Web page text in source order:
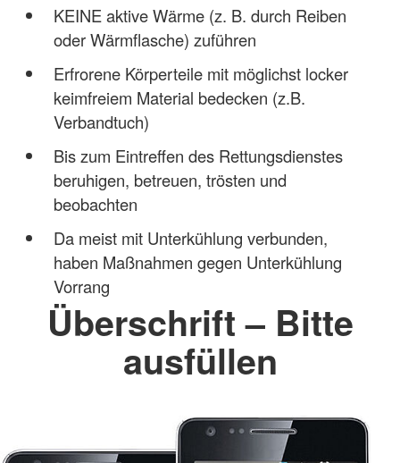
KEINE aktive Wärme (z. B. durch Reiben
oder Wärmflasche) zuführen
Erfrorene Körperteile mit möglichst locker
keimfreiem Material bedecken (z.B.
Verbandtuch)
Bis zum Eintreffen des Rettungsdienstes
beruhigen, betreuen, trösten und
beobachten
Da meist mit Unterkühlung verbunden,
haben Maßnahmen gegen Unterkühlung
Vorrang
Überschrift – Bitte
ausfüllen